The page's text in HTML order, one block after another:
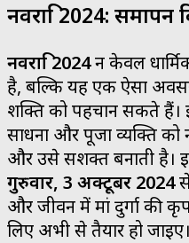
नवरात्रि 2024: समापन
नवरात्रि 2024न केवल
है, बल्कि यह एक ऐसा
शक्ति को पहचान सकते हैं।
साधना और पूजा व्यक्ति को
और उसे सशक्त बनाती है।
गुरुवार, 3 अक्टूबर 2024
और जीवन में मां दुर्गा की
लिए अभी से तैयार हो जाइए।